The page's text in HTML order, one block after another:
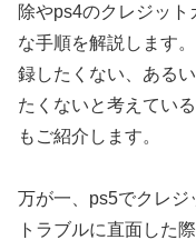
除やps4のクレジッ
な手順を解説します
録したくない、ある
たくないと考えてい
もご紹介します。
万が一、ps5でクレジ
トラブルに直面した